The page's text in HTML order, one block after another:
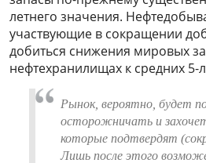
летнего значения.
участвующие в сокращении
добиться снижения мировых
нефтехранилищах к средних 5-
Рынок, вероятно, будет
осторожничать и
которые подтвердят
Лишь после этого